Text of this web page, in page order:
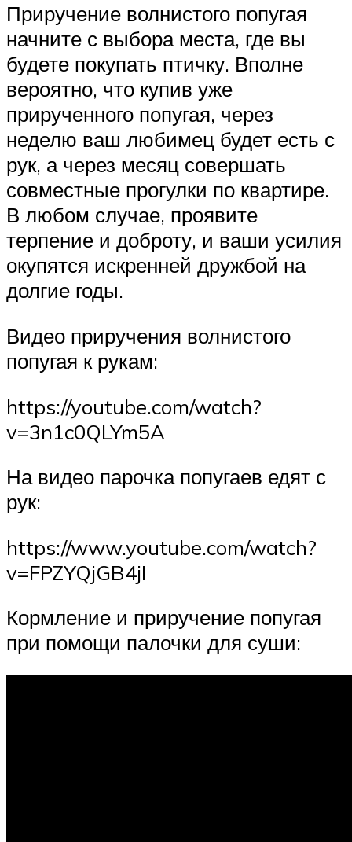
Приручение волнистого попугая
начните с выбора места, где вы
будете покупать птичку. Вполне
вероятно, что купив уже
прирученного попугая, через
неделю ваш любимец будет есть с
рук, а через месяц совершать
совместные прогулки по квартире.
В любом случае, проявите
терпение и доброту, и ваши усилия
окупятся искренней дружбой на
долгие годы.
Видео приручения волнистого
попугая к рукам:
https://youtube.com/watch?
v=3n1c0QLYm5A
На видео парочка попугаев едят с
рук:
https://www.youtube.com/watch?
v=FPZYQjGB4jI
Кормление и приручение попугая
при помощи палочки для суши: